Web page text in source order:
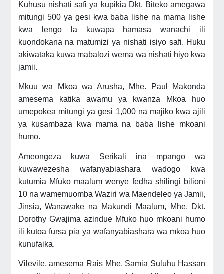
Kuhusu nishati safi ya kupikia Dkt. Biteko amegawa
mitungi 500 ya gesi kwa baba lishe na mama lishe
kwa lengo la kuwapa hamasa wanachi ili
kuondokana na matumizi ya nishati isiyo safi. Huku
akiwataka kuwa mabalozi wema wa nishati hiyo kwa
jamii.
Mkuu wa Mkoa wa Arusha, Mhe. Paul Makonda
amesema katika awamu ya kwanza Mkoa huo
umepokea mitungi ya gesi 1,000 na majiko kwa ajili
ya kusambaza kwa mama na baba lishe mkoani
humo.
Ameongeza kuwa Serikali ina mpango wa
kuwawezesha wafanyabiashara wadogo kwa
kutumia Mfuko maalum wenye fedha shilingi bilioni
10 na wamemuomba Waziri wa Maendeleo ya Jamii,
Jinsia, Wanawake na Makundi Maalum, Mhe. Dkt.
Dorothy Gwajima azindue Mfuko huo mkoani humo
ili kutoa fursa pia ya wafanyabiashara wa mkoa huo
kunufaika.
Vilevile, amesema Rais Mhe. Samia Suluhu Hassan